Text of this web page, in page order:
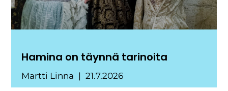
Hamina on täynnä tarinoita
Martti Linna 21.7.2026